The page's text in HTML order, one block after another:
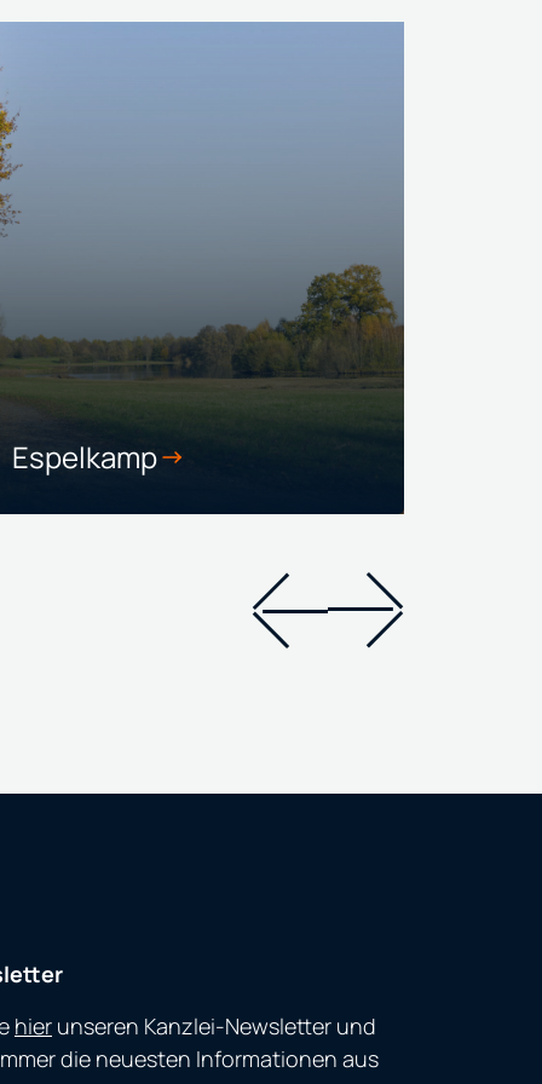
Espelkamp
hier unseren Kanzlei-Newsletter und
die neuesten Informationen aus